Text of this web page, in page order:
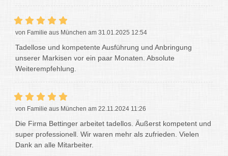
von Familie aus München am 31.01.2025 12:54
Tadellose und kompetente Ausführung und Anbringung
unserer Markisen vor ein paar Monaten. Absolute
Weiterempfehlung.
von Familie aus München am 22.11.2024 11:26
Die Firma Bettinger arbeitet tadellos. Äußerst kompetent und
super professionell. Wir waren mehr als zufrieden. Vielen
Dank an alle Mitarbeiter.